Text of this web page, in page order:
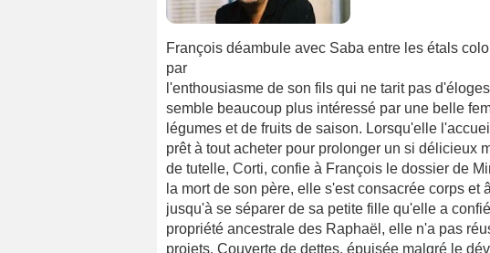
François déambule avec Saba entre les étals
par
l'enthousiasme de son fils qui ne tarit pas
semble beaucoup plus intéressé par une belle
légumes et de fruits de saison. Lorsqu'elle
prêt à tout acheter pour prolonger un si délicieux
de tutelle, Corti, confie à François le dossier de
la mort de son père, elle s'est consacrée corps
jusqu'à se séparer de sa petite fille qu'elle a
propriété ancestrale des Raphaël, elle n'a pas
projets. Couverte de dettes, épuisée malgré le